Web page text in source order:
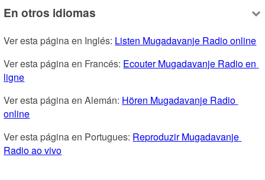
En otros idiomas
Ver esta página en Inglés: Listen Mugadavanje Radio online
Ver esta página en Francés: Ecouter Mugadavanje Radio en
ligne
Ver esta página en Alemán: Hören Mugadavanje Radio
online
Ver esta página en Portugues: Reproduzir Mugadavanje
Radio ao vivo